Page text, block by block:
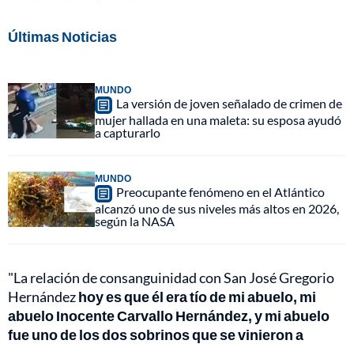
Últimas Noticias
MUNDO
La versión de joven señalado de crimen de
mujer hallada en una maleta: su esposa ayudó
a capturarlo
MUNDO
Preocupante fenómeno en el Atlántico
alcanzó uno de sus niveles más altos en 2026,
según la NASA
"La relación de consanguinidad con San José Gregorio
Hernándezhoy es que él era tío de mi abuelo, mi
abuelo Inocente Carvallo Hernández, y mi abuelo
fue uno de los dos sobrinos que se vinieron a